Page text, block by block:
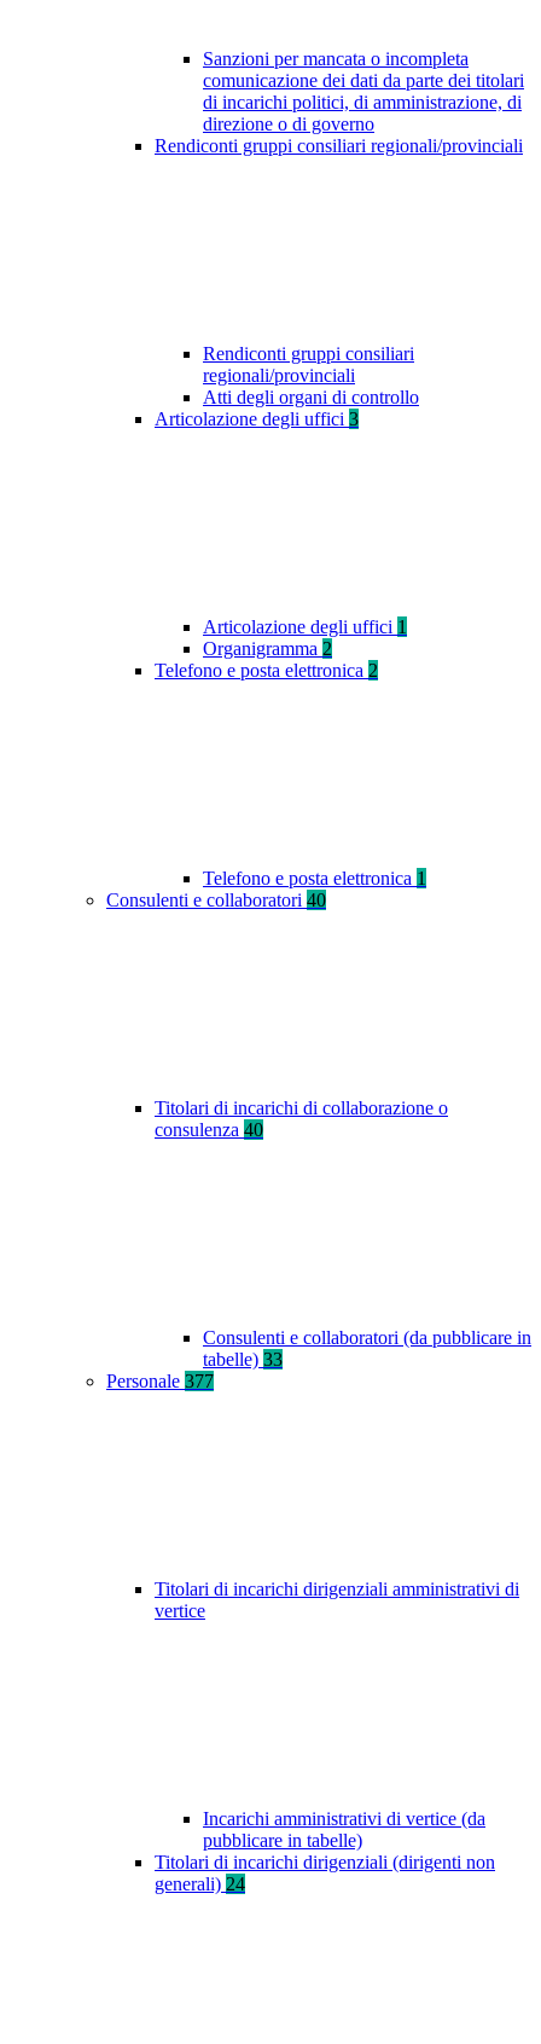
Sanzioni per mancata o incompleta
comunicazione dei dati da parte dei titolari
di incarichi politici, di amministrazione, di
direzione o di governo
Rendiconti gruppi consiliari regionali/provinciali
Rendiconti gruppi consiliari
regionali/provinciali
Atti degli organi di controllo
Articolazione degli uffici 3
Articolazione degli uffici 1
Organigramma 2
Telefono e posta elettronica 2
Telefono e posta elettronica 1
Consulenti e collaboratori 40
Titolari di incarichi di collaborazione o
consulenza 40
Consulenti e collaboratori (da pubblicare in
tabelle) 33
Personale 377
Titolari di incarichi dirigenziali amministrativi di
vertice
Incarichi amministrativi di vertice (da
pubblicare in tabelle)
Titolari di incarichi dirigenziali (dirigenti non
generali) 24